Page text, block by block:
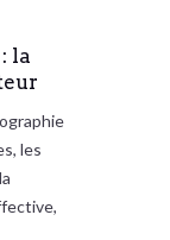
la
les